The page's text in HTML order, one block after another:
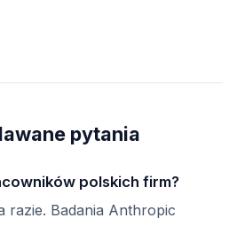
pytania
polskich firm?
razie. Badania Anthropic